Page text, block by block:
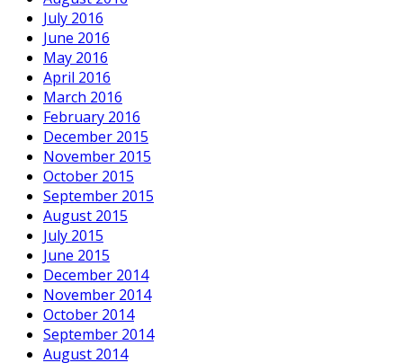
July 2016
June 2016
May 2016
April 2016
March 2016
February 2016
December 2015
November 2015
October 2015
September 2015
August 2015
July 2015
June 2015
December 2014
November 2014
October 2014
September 2014
August 2014